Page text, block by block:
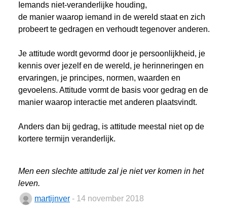
Iemands niet-veranderlijke houding,
de manier waarop iemand in de wereld staat en zich
probeert te gedragen en verhoudt tegenover anderen.
Je attitude wordt gevormd door je persoonlijkheid, je
kennis over jezelf en de wereld, je herinneringen en
ervaringen, je principes, normen, waarden en
gevoelens. Attitude vormt de basis voor gedrag en de
manier waarop interactie met anderen plaatsvindt.
Anders dan bij gedrag, is attitude meestal niet op de
kortere termijn veranderlijk.
Men een slechte attitude zal je niet ver komen in het
leven.
martijnver - 14 november 2018